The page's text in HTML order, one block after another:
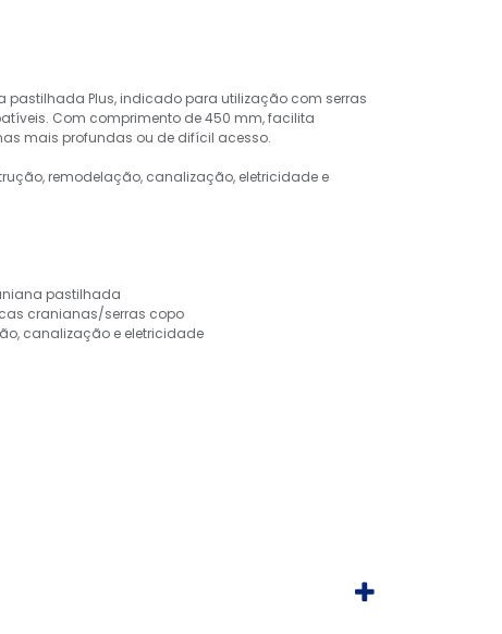
Plus, indicado para utilização com serras
Com comprimento de 450 mm, facilita
mais profundas ou de difícil acesso.
remodelação, canalização, eletricidade e
pastilhada
cranianas/serras copo
canalização e eletricidade